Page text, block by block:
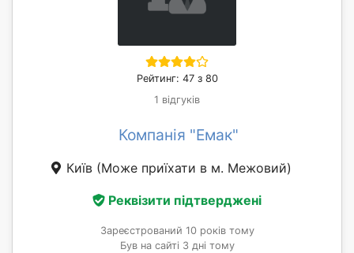
Рейтинг: 47 з 80
1 відгуків
Компанія "Емак"
Київ (Може приїхати в м. Межовий)
Реквізити підтверджені
Зареєстрований 10 років тому
Був на сайті 3 дні тому